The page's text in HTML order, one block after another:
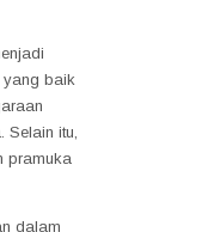
yang baik
Selain itu,
pramuka
dalam